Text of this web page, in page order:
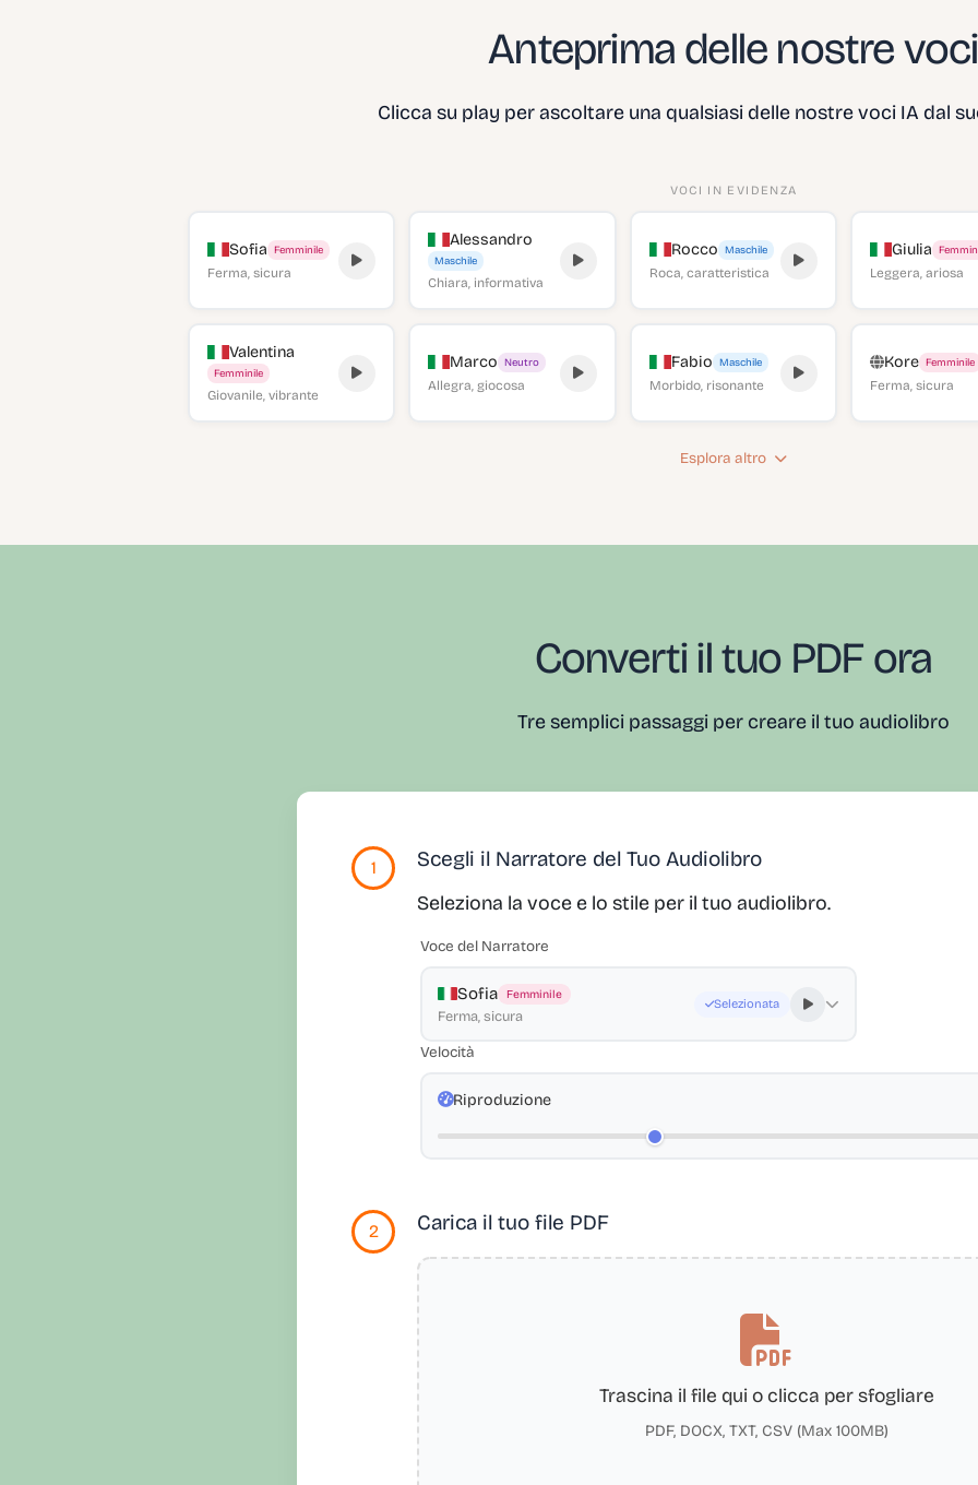
Anteprima delle nostre voci
Clicca su play per ascoltare una qualsiasi delle nostre voci IA dal
VOCI IN EVIDENZA
Sofia Femminile
Ferma, sicura
Alessandro
Maschile
Chiara, informativa
Rocco Maschile
Roca, caratteristica
Giulia
Leggera, ariosa
Valentina
Femminile
Giovanile, vibrante
Marco Neutro
Allegra, giocosa
Fabio Maschile
Morbido, risonante
Kore Femminile
Ferma, sicura
Esplora altro
Converti il tuo PDF ora
Tre semplici passaggi per creare il tuo audiolibro
1 Scegli il Narratore del Tuo Audiolibro
Seleziona la voce e lo stile per il tuo audiolibro.
Voce del Narratore
Sofia Femminile
Ferma, sicura
Selezionata
Velocità
Riproduzione
2 Carica il tuo file PDF
Trascina il file qui o clicca per sfogliare
PDF, DOCX, TXT, CSV (Max 100MB)